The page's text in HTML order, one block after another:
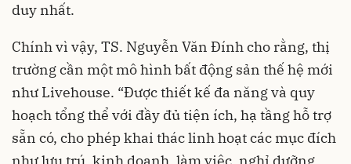
duy nhất.
Chính vì vậy, TS. Nguyễn Văn Đính cho rằng, thị
trường cần một mô hình bất động sản thế hệ mới
như Livehouse. “Được thiết kế đa năng và quy
hoạch tổng thể với đầy đủ tiện ích, hạ tầng hỗ trợ
sẵn có, cho phép khai thác linh hoạt các mục đích